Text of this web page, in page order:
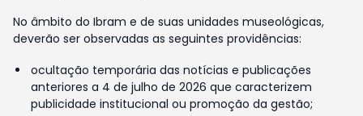
No âmbito do Ibram e de suas unidades museológicas,
deverão ser observadas as seguintes providências:
ocultação temporária das notícias e publicações
anteriores a 4 de julho de 2026 que caracterizem
publicidade institucional ou promoção da gestão;